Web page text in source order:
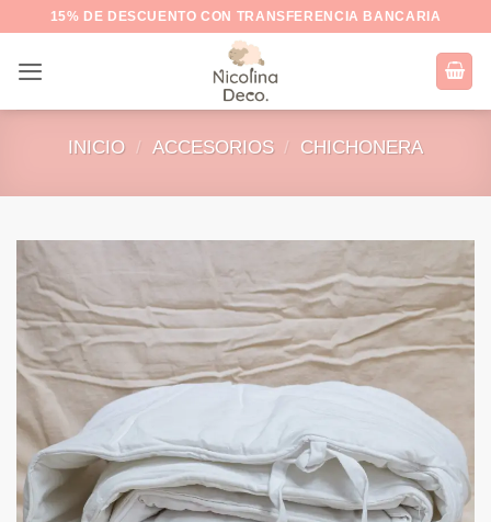
contenido
15% DE DESCUENTO CON TRANSFERENCIA BANCARIA
INICIO / ACCESORIOS / CHICHONERA